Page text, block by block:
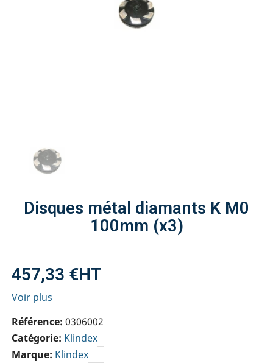
Disques métal diamants K M0
100mm (x3)
457,33 €HT
Voir plus
Référence 0306002
Catégorie Klindex
Marque Klindex